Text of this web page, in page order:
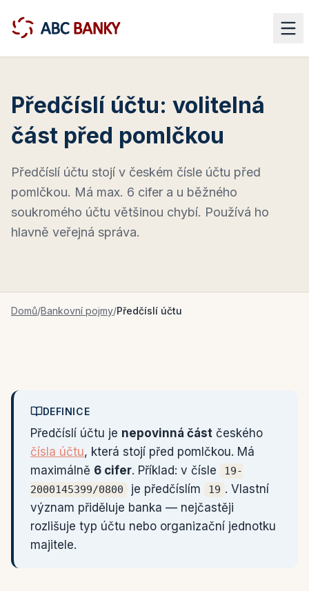
Předčíslí účtu: volitelná
část před pomlčkou
Předčíslí účtu stojí v českém čísle účtu před
pomlčkou. Má max. 6 cifer a u běžného
soukromého účtu většinou chybí. Používá ho
hlavně veřejná správa.
Domů/Bankovní pojmy/Předčíslí účtu
DEFINICE
Předčíslí účtu je nepovinná část českého
čísla účtu, která stojí před pomlčkou. Má
maximálně 6 cifer. Příklad: v čísle
19-
2000145399/0800
je předčíslím 19 . Vlastní
význam přiděluje banka — nejčastěji
rozlišuje typ účtu nebo organizační jednotku
majitele.